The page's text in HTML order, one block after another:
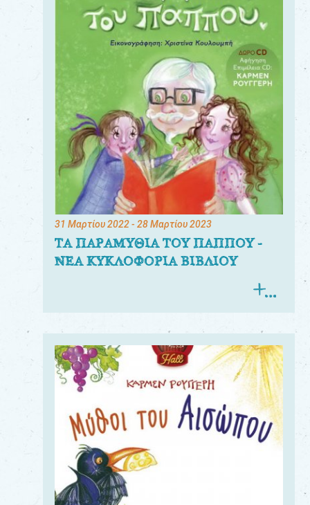
31 Μαρτίου 2022- 28 Μαρτίου 2023
ΤΑ ΠΑΡΑΜΥΘΙΑ ΤΟΥ ΠΑΠΠΟΥ -
ΝΕΑ ΚΥΚΛΟΦΟΡΙΑ ΒΙΒΛΙΟΥ